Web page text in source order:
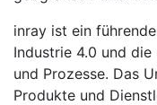
inray ist ein
Industrie 4.0 und
und Prozesse. Das
Produkte und